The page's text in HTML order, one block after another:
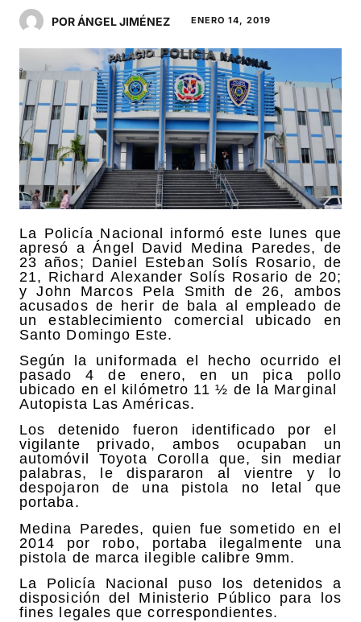
POR ÁNGEL JIMÉNEZ ENERO 14, 2019
La Policía Nacional informó este lunes que
apresó a Ángel David Medina Paredes, de
23 años; Daniel Esteban Solís Rosario, de
21, Richard Alexander Solís Rosario de 20;
y John Marcos Pela Smith de 26, ambos
acusados de herir de bala al empleado de
un establecimiento comercial ubicado en
Santo Domingo Este.
Según la uniformada el hecho ocurrido el
pasado 4 de enero, en un pica pollo
ubicado en el kilómetro 11 ½ de la Marginal
Autopista Las Américas.
Los detenido fueron identificado por el
vigilante privado, ambos ocupaban un
automóvil Toyota Corolla que, sin mediar
palabras, le dispararon al vientre y lo
despojaron de una pistola no letal que
portaba.
Medina Paredes, quien fue sometido en el
2014 por robo, portaba ilegalmente una
pistola de marca ilegible calibre 9mm.
La Policía Nacional puso los detenidos a
disposición del Ministerio Público para los
fines legales que correspondientes.